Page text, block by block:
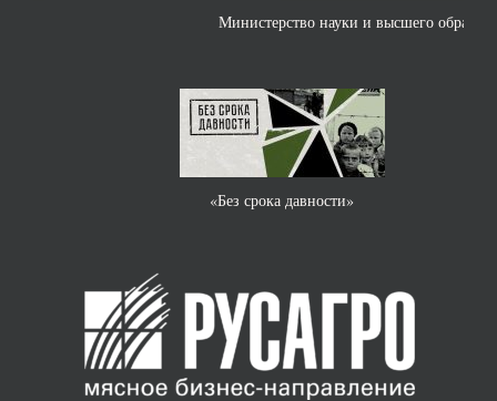
Министерство науки и высшего образования РФ
«Без срока давности»